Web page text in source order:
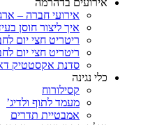
אירועים בדהרמה
אירועי חברה –
איך ליצור חוסן
ריטריט חצי יום
ריטריט חצי יום
סדנת אקסטטיק
כלי נגינה
קסילורוח
מעמד לתוף ולדיג’
אמבטיית תדרים